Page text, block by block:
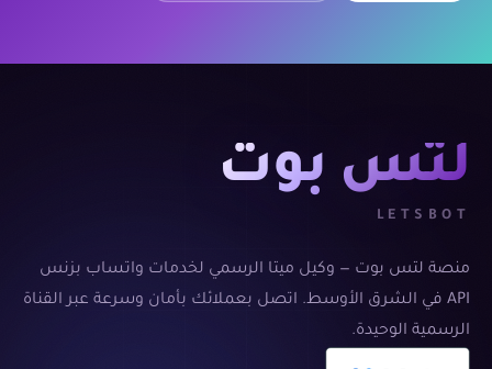
لتس بوت
LETSBOT
منصة لتس بوت — وكيل ميتا الرسمي لخدمات واتساب بزنس
API في الشرق الأوسط. اتصل بعملائك بأمان وسرعة عبر القناة
الرسمية الوحيدة.